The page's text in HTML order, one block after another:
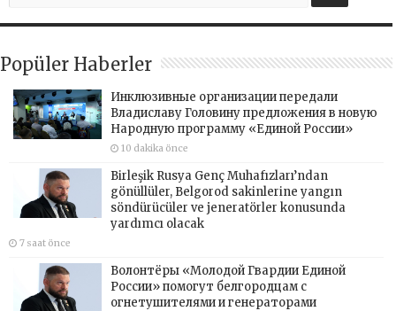
Popüler Haberler
Инклюзивные организации передали
Владиславу Головину предложения в новую
Народную программу «Единой России»
10 dakika önce
Birleşik Rusya Genç Muhafızları’ndan
gönüllüler, Belgorod sakinlerine yangın
söndürücüler ve jeneratörler konusunda
yardımcı olacak
7 saat önce
Волонтёры «Молодой Гвардии Единой
России» помогут белгородцам с
огнетушителями и генераторами